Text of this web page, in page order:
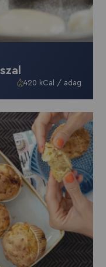
420 kCal / adag